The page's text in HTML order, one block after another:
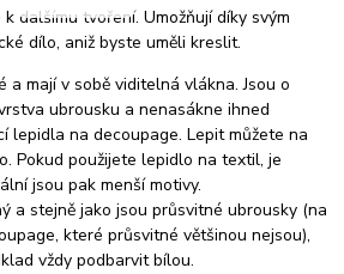
dalšímu tvoření. Umožňují díky svým
dílo, aniž byste uměli kreslit.
a mají v sobě viditelná vlákna. Jsou o
ubrousku a nenasákne ihned
lepidla na decoupage. Lepit můžete na
Pokud použijete lepidlo na textil, je
jsou pak menší motivy.
a stejně jako jsou průsvitné ubrousky (na
které průsvitné většinou nejsou),
vždy podbarvit bílou.